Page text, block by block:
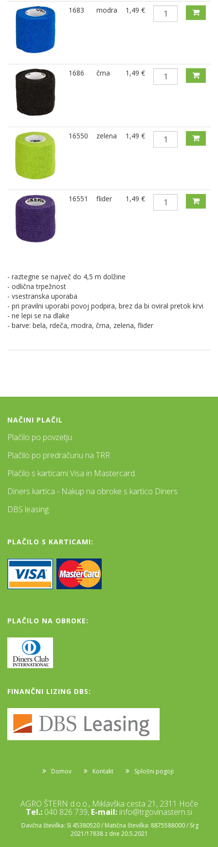
1683 modra 1,49 €
1686 črna 1,49 €
16550 zelena 1,49 €
16551 flider 1,49 €
- raztegne se največ do 4,5 m dolžine
- odlična trpežnost
- vsestranska uporaba
- pri pravilni uporabi povoj podpira, brez da bi oviral pretok krvi
- ne lepi se na dlake
- barve: bela, rdeča, modra, črna, zelena, flider
NAČINI PLAČIL
Plačilo po povzetju
Plačilo po predračunu na TRR
Plačilo s karticami Visa in Mastercard.
Diners kartica - Nakup na obroke s kartico Diners
DBS leasing
PLAČILO S KARTICAMI:
PLAČILO NA OBROKE:
FINANČNI LIZING DBS:
Domov Kontakt Splošni pogoji
AGRO ŠTERN d.o.o., Miklavška cesta 21, 2311 Hoče
Tel.: 040 826 739, E-mail: info@trgovinastern.si
Davčna številka: SI 45380520 / Matična številka: 8875588000 / Srg
2021/17838 z dne 20.5.2021